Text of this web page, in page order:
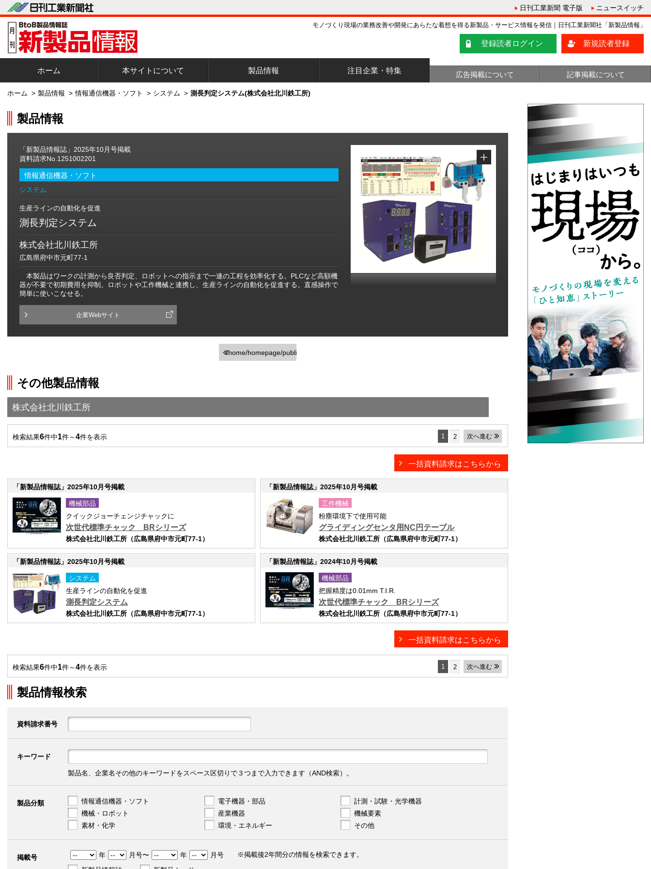
日刊工業新聞 電子版 ニュースイッチ
モノづくり現場の業務改善や開発にあらたな着想を得る新製品・サービス情報を発信｜日刊工業新聞社「新製品情報」
登録読者ログイン 新規読者登録
ホーム 本サイトについて 製品情報 注目企業・特集 広告掲載について 記事掲載について
ホーム > 製品情報 > 情報通信機器・ソフト > システム > 測長判定システム(株式会社北川鉄工所)
製品情報
「新製品情報誌」2025年10月号掲載
資料請求No.1251002201
情報通信機器・ソフト
システム
生産ラインの自動化を促進
測長判定システム
株式会社北川鉄工所
広島県府中市元町77-1
本製品はワークの計測から良否判定、ロボットへの指示まで一連の工程を効率化する。PLCなど高額機
器が不要で初期費用を抑制。ロボットや工作機械と連携し、生産ラインの自動化を促進する。直感操作で
簡単に使いこなせる。
企業Webサイト
/home/homepage/public_html/usr/detail_products.php
その他製品情報
株式会社北川鉄工所
検索結果6件中1件～4件を表示 1 2 次へ進む
一括資料請求はこちらから
「新製品情報誌」2025年10月号掲載
機械部品
クイックジョーチェンジチャックに
次世代標準チャック BRシリーズ
株式会社北川鉄工所（広島県府中市元町77-1）
「新製品情報誌」2025年10月号掲載
工作機械
粉塵環境下で使用可能
グライディングセンタ用NC円テーブル
株式会社北川鉄工所（広島県府中市元町77-1）
「新製品情報誌」2025年10月号掲載
システム
生産ラインの自動化を促進
測長判定システム
株式会社北川鉄工所（広島県府中市元町77-1）
「新製品情報誌」2024年10月号掲載
機械部品
把握精度は0.01mm T.I.R.
次世代標準チャック BRシリーズ
株式会社北川鉄工所（広島県府中市元町77-1）
一括資料請求はこちらから
検索結果6件中1件～4件を表示 1 2 次へ進む
製品情報検索
資料請求番号
キーワード
製品名、企業名その他のキーワードをスペース区切りで３つまで入力できます（AND検索）。
製品分類 情報通信機器・ソフト 電子機器・部品
計測・試験・光学機器
機械・ロボット
産業機器
機械要素
素材・化学
環境・エネルギー その他
掲載号 年 月号〜 年
月号
※掲載後2年間分の情報を検索できます。